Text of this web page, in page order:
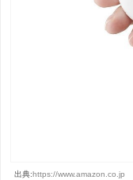
出典:https://www.amazon.co.jp